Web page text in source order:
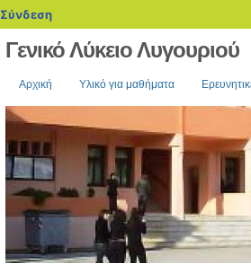
blogs.sch.gr
Σύνδεση
Γενικό Λύκειο Λυγουριού
Αρχική Υλικό για μαθήματα